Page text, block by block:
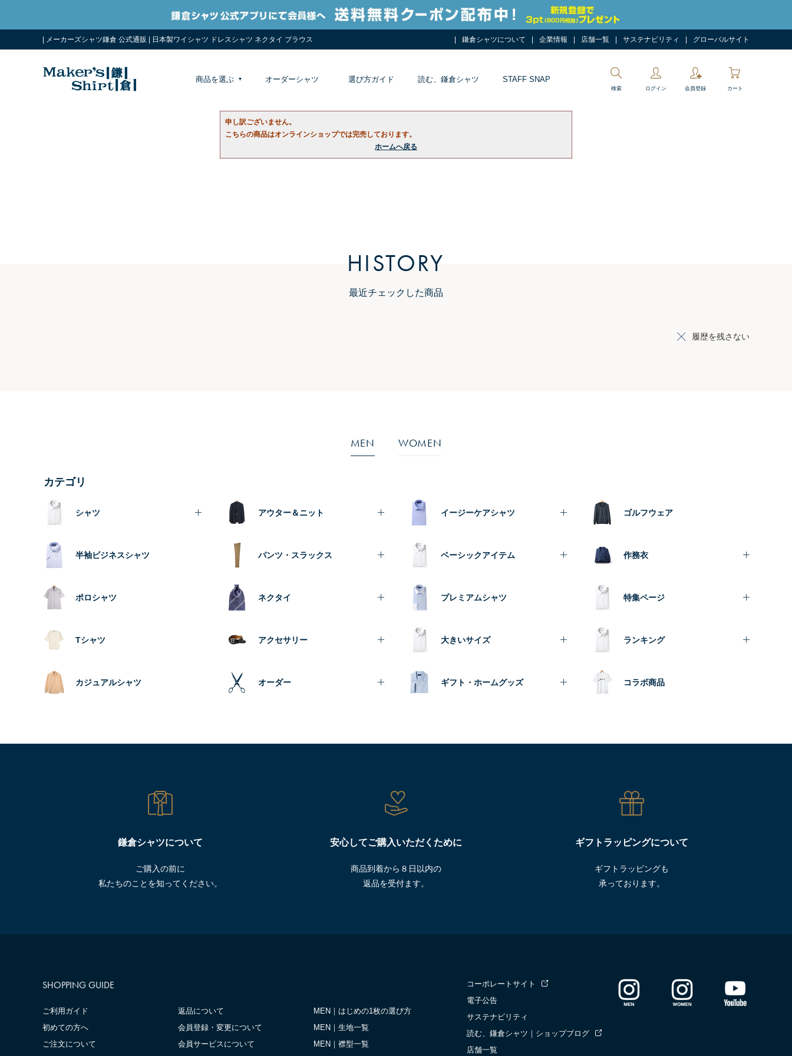
| メーカーズシャツ鎌倉 公式通販 | 日本製ワイシャツ ドレスシャツ ネクタイ ブラウス 鎌倉シャツについて 企業情報 店舗一覧 サステナビリティ グローバルサイト
商品を選ぶ オーダーシャツ 選び方ガイド 読む、鎌倉シャツ STAFF SNAP
検索 ログイン 会員登録 カート
申し訳ございません。
こちらの商品はオンラインショップでは完売しております。
ホームへ戻る
HISTORY
最近チェックした商品
履歴を残さない
MEN WOMEN
カテゴリ
シャツ
半袖ビジネスシャツ
ポロシャツ
Tシャツ
カジュアルシャツ
アウター＆ニット
パンツ・スラックス
ネクタイ
アクセサリー
オーダー
イージーケアシャツ
ベーシックアイテム
プレミアムシャツ
大きいサイズ
ギフト・ホームグッズ
ゴルフウェア
作務衣
特集ページ
ランキング
コラボ商品
鎌倉シャツについて
ご購入の前に
私たちのことを知ってください。
安心してご購入いただくために
商品到着から８日以内の
返品を受付ます。
ギフトラッピングについて
ギフトラッピングも
承っております。
SHOPPING GUIDE
ご利用ガイド
初めての方へ
ご注文について
返品について
会員登録・変更について
会員サービスについて
MEN｜はじめの1枚の選び方
MEN｜生地一覧
MEN｜襟型一覧
コーポレートサイト
電子公告
サステナビリティ
読む、鎌倉シャツ｜ショップブログ
店舗一覧